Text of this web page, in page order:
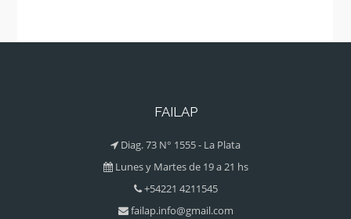
FAILAP
Diag. 73 N° 1555 - La Plata
Lunes y Martes de 19 a 21 hs
+54221 4211545
failap.info@gmail.com